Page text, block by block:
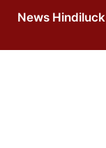
News Hindiluck